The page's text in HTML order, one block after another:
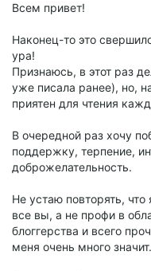
Всем привет!
Наконец-то это
ура!
Признаюсь, в этот раз
уже писала ранее), но,
приятен для чтения
В очередной раз хочу
поддержку, терпение,
доброжелательность.
Не устаю повторять,
все вы, а не профи в
блоггерства и всего
меня очень много значит.